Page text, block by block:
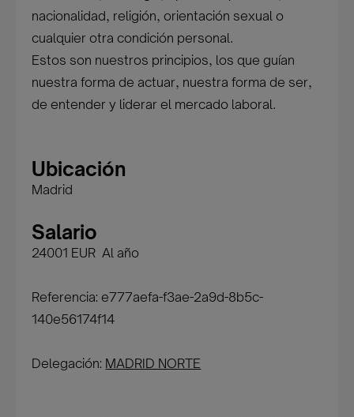
nacionalidad, religión, orientación sexual o
cualquier otra condición personal.
Estos son nuestros principios, los que guían
nuestra forma de actuar, nuestra forma de ser,
de entender y liderar el mercado laboral.
Ubicación
Madrid
Salario
24001 EUR Al año
Referencia: e777aefa-f3ae-2a9d-8b5c-
140e56174f14
Delegación: MADRID NORTE